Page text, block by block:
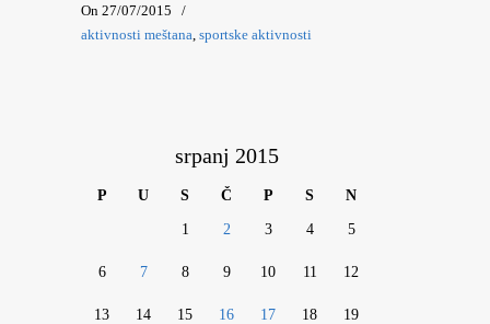
On 27/07/2015
/
aktivnosti meštana, sportske aktivnosti
srpanj 2015
P U S Č P S N
1 2 3 4 5
6 7 8 9 10 11 12
13 14 15 16 17 18 19